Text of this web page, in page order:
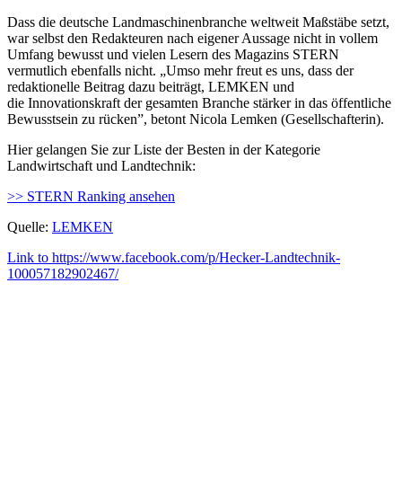
Dass die deutsche Landmaschinenbranche weltweit Maßstäbe setzt,
war selbst den Redakteuren nach eigener Aussage nicht in vollem
Umfang bewusst und vielen Lesern des Magazins STERN
vermutlich ebenfalls nicht. „Umso mehr freut es uns, dass der
redaktionelle Beitrag dazu beiträgt, LEMKEN und
die Innovationskraft der gesamten Branche stärker in das öffentliche
Bewusstsein zu rücken”, betont Nicola Lemken (Gesellschafterin).
Hier gelangen Sie zur Liste der Besten in der Kategorie
Landwirtschaft und Landtechnik:
>> STERN Ranking ansehen
Quelle: LEMKEN
Link to https://www.facebook.com/p/Hecker-Landtechnik-
100057182902467/